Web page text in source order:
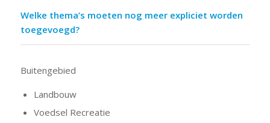
Welke thema’s moeten nog meer expliciet worden
toegevoegd?
Buitengebied
Landbouw
Voedsel Recreatie